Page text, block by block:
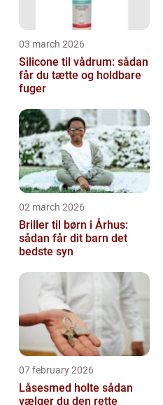
03 march 2026
Silicone til vådrum: sådan
får du tætte og holdbare
fuger
02 march 2026
Briller til børn i Århus:
sådan får dit barn det
bedste syn
07 february 2026
Låsesmed holte sådan
vælger du den rette